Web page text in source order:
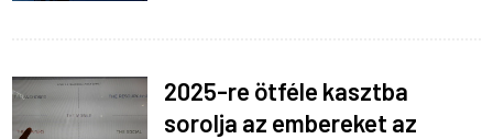
2025-re ötféle kasztba
sorolja az embereket az